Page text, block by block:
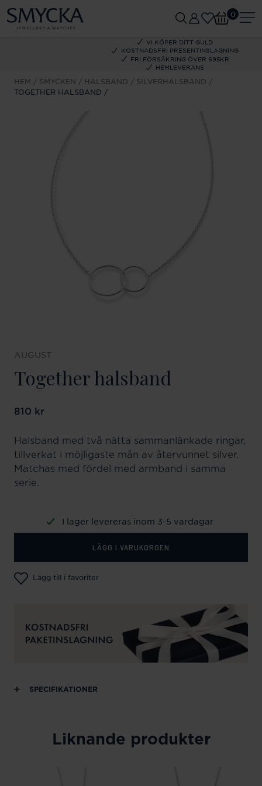
VI KÖPER DITT GULD
KOSTNADSFRI PRESENTINSLAGNING
FRI FÖRSÄKRING ÖVER 695KR
HEMLEVERANS
0
HEM SMYCKEN HALSBAND
SILVERHALSBAND
TOGETHER HALSBAND
AUGUST
Together halsband
Pris :810 kr
810 kr
Halsband med två nätta sammanlänkade ringar,
tillverkat i möjligaste mån av återvunnet silver.
Matchas med fördel med armband i samma
serie.
I lager levereras inom 3-5 vardagar
LÄGG I VARUKORGEN
Lägg till i favoriter
SPECIFIKATIONER
Liknande produkter